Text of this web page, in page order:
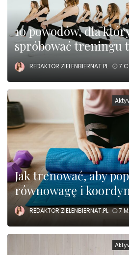
10 powodów, dla
spróbować treningu
REDAKTOR ZIELENBIERNAT.PL 7
Jak trenować, aby
równowagę i
REDAKTOR ZIELENBIERNAT.PL 7